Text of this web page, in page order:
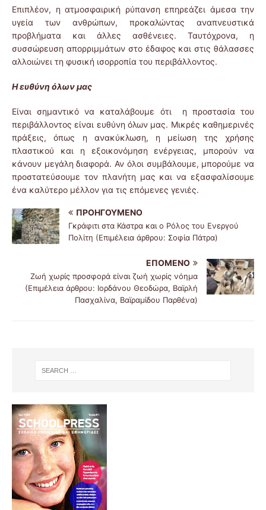
Επιπλέον, η ατμοσφαιρική ρύπανση επηρεάζει άμεσα την
υγεία των ανθρώπων, προκαλώντας αναπνευστικά
προβλήματα και άλλες ασθένειες. Ταυτόχρονα, η
συσσώρευση απορριμμάτων στο έδαφος και στις θάλασσες
αλλοιώνει τη φυσική ισορροπία του περιβάλλοντος.
Η ευθύνη όλων μας
Είναι σημαντικό να καταλάβουμε ότι η προστασία του
περιβάλλοντος είναι ευθύνη όλων μας. Μικρές καθημερινές
πράξεις, όπως η ανακύκλωση, η μείωση της χρήσης
πλαστικού και η εξοικονόμηση ενέργειας, μπορούν να
κάνουν μεγάλη διαφορά. Αν όλοι συμβάλουμε, μπορούμε να
προστατεύσουμε τον πλανήτη μας και να εξασφαλίσουμε
ένα καλύτερο μέλλον για τις επόμενες γενιές.
ΠΡΟΗΓΟΎΜΕΝΟ
Γκράφιτι στα Κάστρα και ο Ρόλος του Ενεργού
Πολίτη (Επιμέλεια άρθρου: Σοφία Πάτρα)
ΕΠΌΜΕΝΟ
Ζωή χωρίς προσφορά είναι ζωή χωρίς νόημα
(Επιμέλεια άρθρου: Ιορδάνου Θεοδώρα, Βαϊρλή
Πασχαλίνα, Βαϊραμίδου Παρθένα)